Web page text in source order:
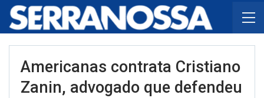
Americanas contrata Cristiano
Zanin, advogado que defendeu